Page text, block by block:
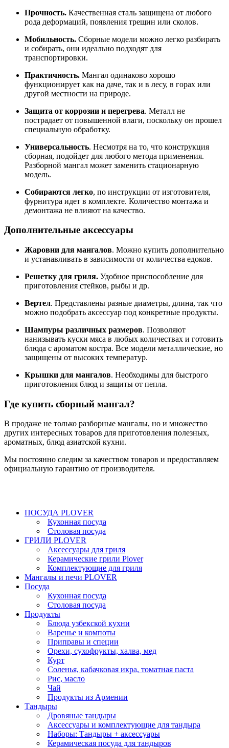
Прочность. Качественная сталь защищена от любого
рода деформаций, появления трещин или сколов.
Мобильность. Сборные модели можно легко разбирать
и собирать, они идеально подходят для
транспортировки.
Практичность. Мангал одинаково хорошо
функционирует как на даче, так и в лесу, в горах или
другой местности на природе.
Защита от коррозии и перегрева. Металл не
пострадает от повышенной влаги, поскольку он прошел
специальную обработку.
Универсальность. Несмотря на то, что конструкция
сборная, подойдет для любого метода применения.
Разборной мангал может заменить стационарную
модель.
Собираются легко, по инструкции от изготовителя,
фурнитура идет в комплекте. Количество монтажа и
демонтажа не влияют на качество.
Дополнительные аксессуары
Жаровни для мангалов. Можно купить дополнительно
и устанавливать в зависимости от количества едоков.
Решетку для гриля. Удобное приспособление для
приготовления стейков, рыбы и др.
Вертел. Представлены разные диаметры, длина, так что
можно подобрать аксессуар под конкретные продукты.
Шампуры различных размеров. Позволяют
нанизывать куски мяса в любых количествах и готовить
блюда с ароматом костра. Все модели металлические, но
защищены от высоких температур.
Крышки для мангалов. Необходимы для быстрого
приготовления блюд и защиты от пепла.
Где купить сборный мангал?
В продаже не только разборные мангалы, но и множество
других интересных товаров для приготовления полезных,
ароматных, блюд азиатской кухни.
Мы постоянно следим за качеством товаров и предоставляем
официальную гарантию от производителя.
ПОСУДА PLOVER
Кухонная посуда
Столовая посуда
ГРИЛИ PLOVER
Аксессуары для гриля
Керамические грили Plover
Комплектующие для гриля
Мангалы и печи PLOVER
Посуда
Кухонная посуда
Столовая посуда
Продукты
Блюда узбекской кухни
Варенье и компоты
Приправы и специи
Орехи, сухофрукты, халва, мед
Курт
Соленья, кабачковая икра, томатная паста
Рис, масло
Чай
Продукты из Армении
Тандыры
Дровяные тандыры
Аксессуары и комплектующие для тандыра
Наборы: Тандыры + аксессуары
Керамическая посуда для тандыров